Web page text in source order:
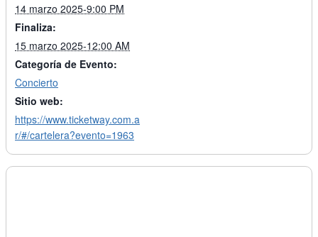
14 marzo 2025-9:00 PM
Finaliza:
15 marzo 2025-12:00 AM
Categoría de Evento:
Concierto
Sitio web:
https://www.ticketway.com.a
r/#/cartelera?evento=1963